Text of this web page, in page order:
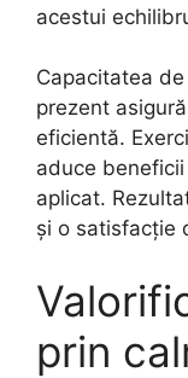
acestui
Capacitatea
prezent
eficientă.
aduce
aplicat.
și o satisfacție
prin